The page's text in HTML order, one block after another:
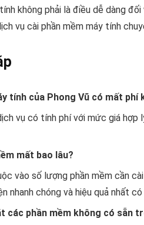
không phải là điều dễ dàng
vụ cài phần mềm máy tính
tính của Phong Vũ có mất phí
vụ có tính phí với mức giá hợp
mất bao lâu?
vào số lượng phần mềm cần
nhanh chóng và hiệu quả nhất
các phần mềm không có sẵn